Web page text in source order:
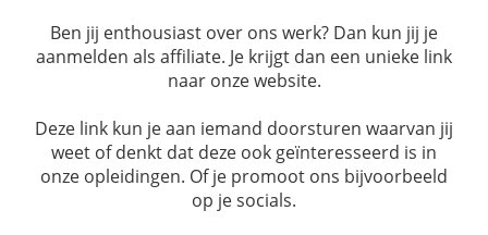
Ben jij enthousiast over ons werk? Dan kun jij je
aanmelden als affiliate. Je krijgt dan een unieke link
naar onze website.
Deze link kun je aan iemand doorsturen waarvan jij
weet of denkt dat deze ook geïnteresseerd is in
onze opleidingen. Of je promoot ons bijvoorbeeld
op je socials.